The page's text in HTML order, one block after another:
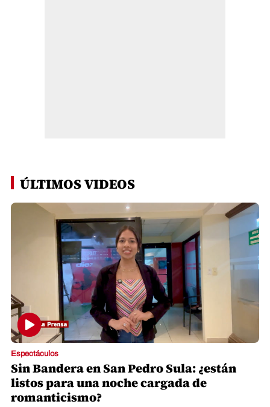
ÚLTIMOS VIDEOS
Espectáculos
Sin Bandera en San Pedro Sula: ¿están
listos para una noche cargada de
romanticismo?